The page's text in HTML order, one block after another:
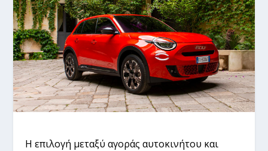
Η επιλογή μεταξύ αγοράς αυτοκινήτου και